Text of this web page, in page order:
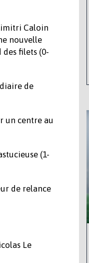
Caloin
nouvelle
filets (0-
de
un centre au
(1-
de relance
Le